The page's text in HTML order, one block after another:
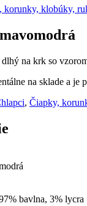
korunky, klobúky,
na krk so
na sklade a je
, Čiapky,
bavlna, 3% lycra